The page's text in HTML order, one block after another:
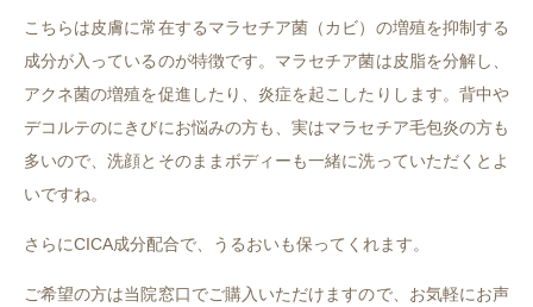
こちらは皮膚に常在するマラセチア菌（カビ）の増殖を抑制する
成分が入っているのが特徴です。マラセチア菌は皮脂を分解し、
アクネ菌の増殖を促進したり、炎症を起こしたりします。背中や
デコルテのにきびにお悩みの方も、実はマラセチア毛包炎の方も
多いので、洗顔とそのままボディーも一緒に洗っていただくとよ
いですね。
さらにCICA成分配合で、うるおいも保ってくれます。
ご希望の方は当院窓口でご購入いただけますので、お気軽にお声